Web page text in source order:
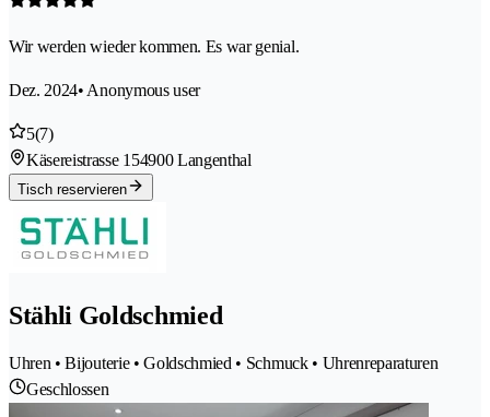
Wir werden wieder kommen. Es war genial.
Dez. 2024• Anonymous user
5(7)
Käsereistrasse 154900 Langenthal
Tisch reservieren
Stähli Goldschmied
Uhren • Bijouterie • Goldschmied • Schmuck • Uhrenreparaturen
Geschlossen